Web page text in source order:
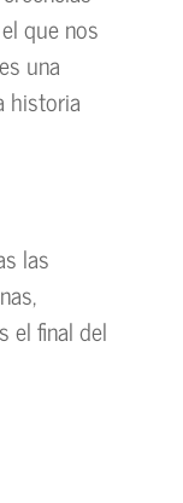
que nos
una
historia
las
el final del